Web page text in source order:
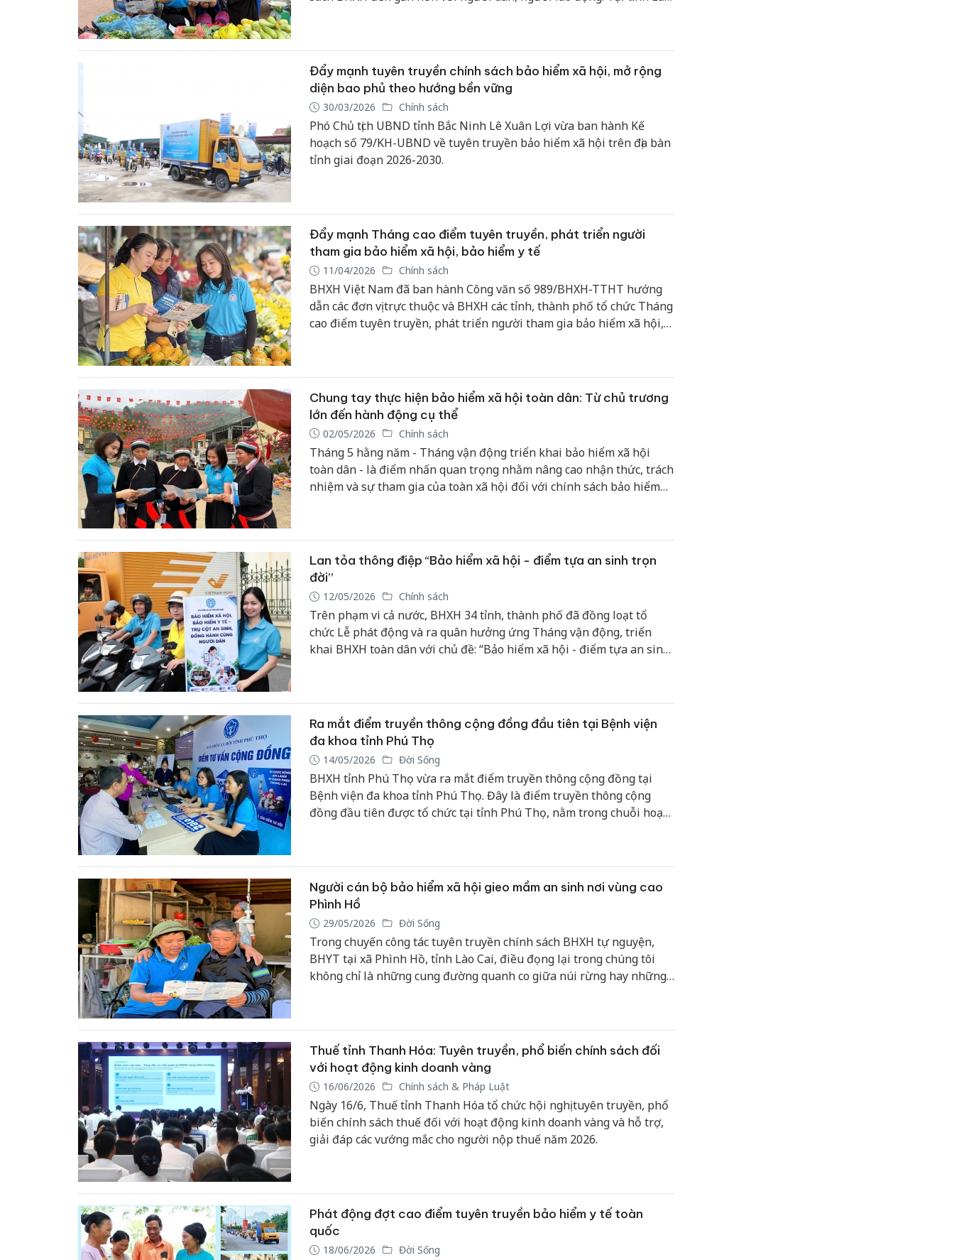
cao trong công tác tuyên truyền, vận động người dân tham gia BHXH
tự nguyện.
Đẩy mạnh tuyên truyền chính sách bảo hiểm xã hội, mở rộng
diện bao phủ theo hướng bền vững
30/03/2026 Chính sách
Phó Chủ tịch UBND tỉnh Bắc Ninh Lê Xuân Lợi vừa ban hành Kế
hoạch số 79/KH-UBND về tuyên truyền bảo hiểm xã hội trên địa bàn
tỉnh giai đoạn 2026-2030.
Đẩy mạnh Tháng cao điểm tuyên truyền, phát triển người
tham gia bảo hiểm xã hội, bảo hiểm y tế
11/04/2026 Chính sách
BHXH Việt Nam đã ban hành Công văn số 989/BHXH-TTHT hướng
dẫn các đơn vị trực thuộc và BHXH các tỉnh, thành phố tổ chức Tháng
cao điểm tuyên truyền, phát triển người tham gia bảo hiểm xã hội,
Chung tay thực hiện bảo hiểm xã hội toàn dân: Từ chủ trương
lớn đến hành động cụ thể
02/05/2026 Chính sách
Tháng 5 hằng năm - Tháng vận động triển khai bảo hiểm xã hội
toàn dân - là điểm nhấn quan trọng nhằm nâng cao nhận thức, trách
nhiệm và sự tham gia của toàn xã hội đối với chính sách bảo hiểm
rộng diện bao phủ, bảo đảm quyền lợi người tham gia và củng cố
nền tảng an sinh xã hội bền vững.
Lan tỏa thông điệp “Bảo hiểm xã hội - điểm tựa an sinh trọn
đời”
12/05/2026 Chính sách
Trên phạm vi cả nước, BHXH 34 tỉnh, thành phố đã đồng loạt tổ
chức Lễ phát động và ra quân hưởng ứng Tháng vận động, triển
khai BHXH toàn dân với chủ đề: “Bảo hiểm xã hội - điểm tựa an sinh
Ra mắt điểm truyền thông cộng đồng đầu tiên tại Bệnh viện
đa khoa tỉnh Phú Thọ
14/05/2026 Đời Sống
BHXH tỉnh Phú Thọ vừa ra mắt điểm truyền thông cộng đồng tại
Bệnh viện đa khoa tỉnh Phú Thọ. Đây là điểm truyền thông cộng
đồng đầu tiên được tổ chức tại tỉnh Phú Thọ, nằm trong chuỗi hoạt
Người cán bộ bảo hiểm xã hội gieo mầm an sinh nơi vùng cao
Phình Hồ
29/05/2026 Đời Sống
Trong chuyến công tác tuyên truyền chính sách BHXH tự nguyện,
BHYT tại xã Phình Hồ, tỉnh Lào Cai, điều đọng lại trong chúng tôi
không chỉ là những cung đường quanh co giữa núi rừng hay những
trong gia đình.
Thuế tỉnh Thanh Hóa: Tuyên truyền, phổ biến chính sách đối
với hoạt động kinh doanh vàng
16/06/2026 Chính sách & Pháp Luật
Ngày 16/6, Thuế tỉnh Thanh Hóa tổ chức hội nghị tuyên truyền, phổ
biến chính sách thuế đối với hoạt động kinh doanh vàng và hỗ trợ,
giải đáp các vướng mắc cho người nộp thuế năm 2026.
Phát động đợt cao điểm tuyên truyền bảo hiểm y tế toàn
quốc
18/06/2026 Đời Sống